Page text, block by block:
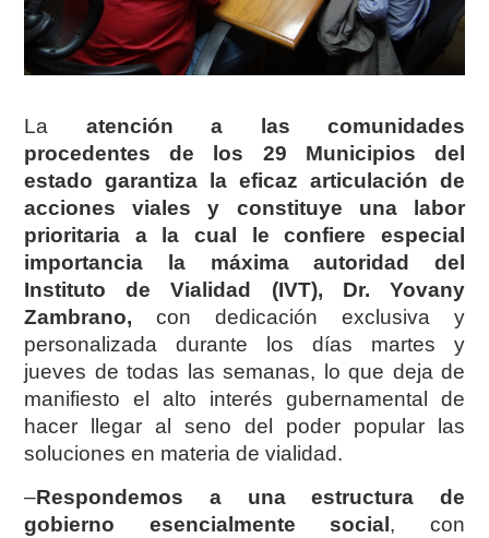
La atención a las comunidades
procedentes de los 29 Municipios del
estado garantiza la eficaz articulación de
acciones viales y constituye una labor
prioritaria a la cual le confiere especial
importancia la máxima autoridad del
Instituto de Vialidad (IVT), Dr. Yovany
Zambrano, con dedicación exclusiva y
personalizada durante los días martes y
jueves de todas las semanas, lo que deja de
manifiesto el alto interés gubernamental de
hacer llegar al seno del poder popular las
soluciones en materia de vialidad.
–Respondemos a una estructura de
gobierno esencialmente social , con